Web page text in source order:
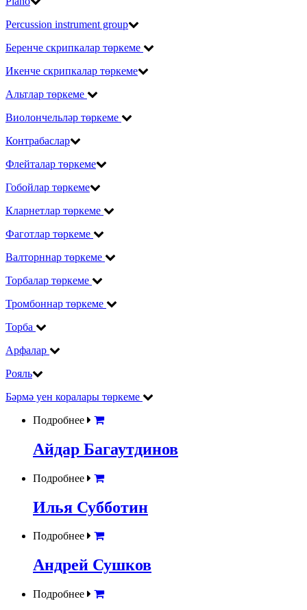
Percussion instrument group
Беренче скрипкалар төркеме
Икенче скрипкалар төркеме
Альтлар төркеме
Виолончельләр төркеме
Контрабаслар
Флейталар төркеме
Гобойлар төркеме
Кларнетлар төркеме
Фаготлар төркеме
Валторннар төркеме
Торбалар төркеме
Тромбоннар төркеме
Торба
Арфалар
Рояль
Бәрмә уен коралары төркеме
Подробнее
Айдар Багаутдинов
Подробнее
Илья Субботин
Подробнее
Андрей Сушков
Подробнее